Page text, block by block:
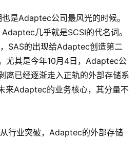
是Adaptec公司最风光的时候。
几乎就是SCSI的代名词。
SAS的出现给Adaptec创造第二
尤其是今年10月4日，Adaptec公
离已经逐渐走入正轨的外部存储系
来Adaptec的业务核心，其分量不
行业突破，Adaptec的外部存储